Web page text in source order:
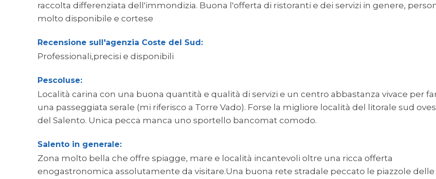
raccolta differenziata dell'immondizia. Buona l'offerta di ristoranti e dei servizi in genere,
molto disponibile e cortese
Recensione sull'agenzia Coste del Sud:
Professionali,precisi e disponibili
Pescoluse:
Località carina con una buona quantità e qualità di servizi e un centro abbastanza vivace per
una passeggiata serale (mi riferisco a Torre Vado). Forse la migliore località del litorale sud
del Salento. Unica pecca manca uno sportello bancomat comodo.
Salento in generale:
Zona molto bella che offre spiagge, mare e località incantevoli oltre una ricca offerta
enogastronomica assolutamente da visitare.Una buona rete stradale peccato le piazzole delle